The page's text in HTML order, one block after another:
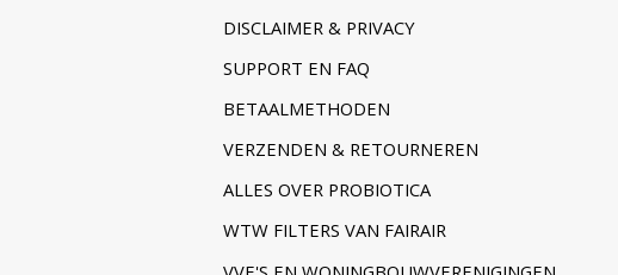
DISCLAIMER & PRIVACY
SUPPORT EN FAQ
BETAALMETHODEN
VERZENDEN & RETOURNEREN
ALLES OVER PROBIOTICA
WTW FILTERS VAN FAIRAIR